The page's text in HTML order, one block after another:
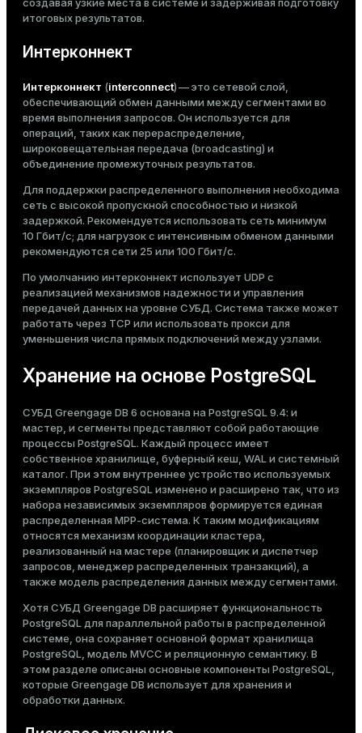
создавая узкие места в системе и задерживая подготовку
итоговых результатов.
Интерконнект
Интерконнект (interconnect) — это сетевой слой,
обеспечивающий обмен данными между сегментами во
время выполнения запросов. Он используется для
операций, таких как перераспределение,
широковещательная передача (broadcasting) и
объединение промежуточных результатов.
Для поддержки распределенного выполнения необходима
сеть с высокой пропускной способностью и низкой
задержкой. Рекомендуется использовать сеть минимум
10 Гбит/с; для нагрузок с интенсивным обменом данными
рекомендуются сети 25 или 100 Гбит/с.
По умолчанию интерконнект использует UDP с
реализацией механизмов надежности и управления
передачей данных на уровне СУБД. Система также может
работать через TCP или использовать прокси для
уменьшения числа прямых подключений между узлами.
Хранение на основе PostgreSQL
СУБД Greengage DB 6 основана на PostgreSQL 9.4: и
мастер, и сегменты представляют собой работающие
процессы PostgreSQL. Каждый процесс имеет
собственное хранилище, буферный кеш, WAL и системный
каталог. При этом внутреннее устройство используемых
экземпляров PostgreSQL изменено и расширено так, что из
набора независимых экземпляров формируется единая
распределенная MPP-система. К таким модификациям
относятся механизм координации кластера,
реализованный на мастере (планировщик и диспетчер
запросов, менеджер распределенных транзакций), а
также модель распределения данных между сегментами.
Хотя СУБД Greengage DB расширяет функциональность
PostgreSQL для параллельной работы в распределенной
системе, она сохраняет основной формат хранилища
PostgreSQL, модель MVCC и реляционную семантику. В
этом разделе описаны основные компоненты PostgreSQL,
которые Greengage DB использует для хранения и
обработки данных.